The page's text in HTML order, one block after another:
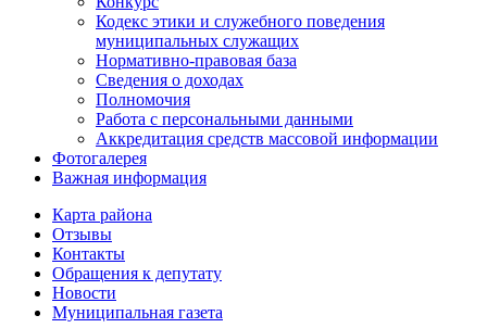
Кодекс этики и служебного поведения
муниципальных служащих
Нормативно-правовая база
Сведения о доходах
Полномочия
Работа с персональными данными
Аккредитация средств массовой информации
Фотогалерея
Важная информация
Карта района
Отзывы
Контакты
Обращения к депутату
Новости
Муниципальная газета